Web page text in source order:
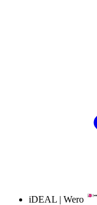
iDEAL | Wero